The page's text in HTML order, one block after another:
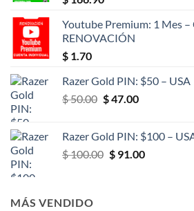
Youtube Premium: 1 Mes
RENOVACIÓN
$ 1.70
Razer Gold PIN: $50 – USA
$50.00 El
era:
$ 50.00.
$47.00El
es:
$ 47.00.
Razer Gold PIN: $100 –
$100.00 El
$91.00El
MÁS VENDIDO